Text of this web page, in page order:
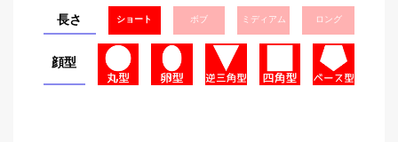
長さ ショート ボブ ミディアム ロング
顔型